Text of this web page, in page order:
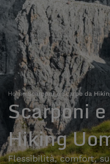
Home›Scarponi e Scarpe da
Scarponi
Hiking
Flessibilità, comfort,